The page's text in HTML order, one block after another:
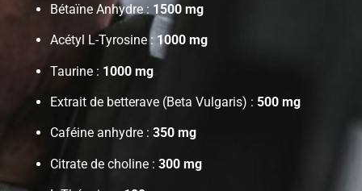
Bétaïne Anhydre : 1500 mg
Acétyl L-Tyrosine : 1000 mg
Taurine : 1000 mg
Extrait de betterave (Beta Vulgaris) :500 mg
Caféine anhydre :350 mg
Citrate de choline :300 mg